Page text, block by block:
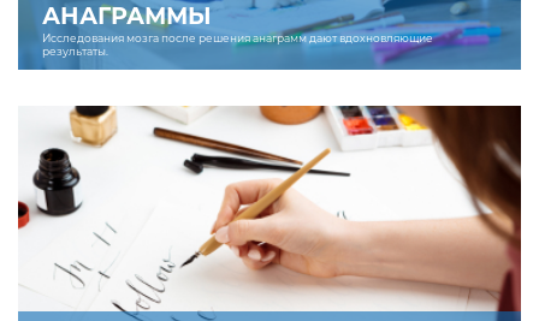
АНАГРАММЫ
Исследования мозга после решения анаграмм дают вдохновляющие
результаты.